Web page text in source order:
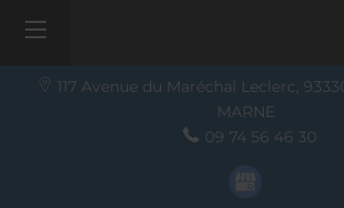
117 Avenue du Maréchal Leclerc,
MARNE
09 74 56 46 30